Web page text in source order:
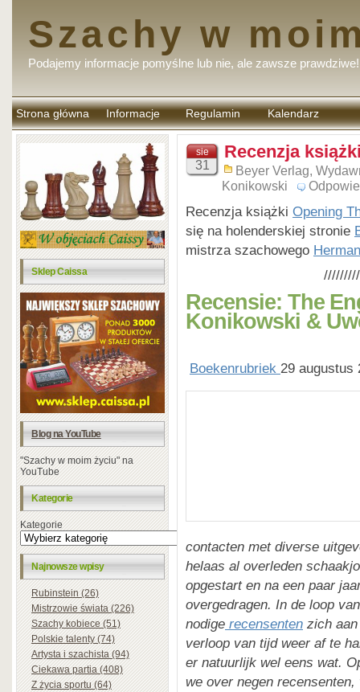
Szachy w
Podajemy informacje pomyślne lub nie, ale zawsze prawdziwe!
Strona główna Informacje Regulamin
komentarzy
Kalendarz
Sklep Caissa
Blog na YouTube
"Szachy w moim życiu" na
YouTube
Kategorie
Kategorie
Najnowsze wpisy
Rubinstein (26)
Mistrzowie świata (226)
Szachy kobiece (51)
Polskie talenty (74)
Artysta i szachista (94)
Ciekawa partia (408)
Z życia sportu (64)
sie
31
Recenzja
Beyer Verlag,
Konikowski
Recenzja książki Opening
się na holenderskiej stronie
mistrza szachowego
Recensie: The
Konikowski &
Boekenrubriek 29 augustus
contacten met diverse
helaas al overleden
opgestart en na een paar
overgedragen. In de loop
nodige recensenten zich
verloop van tijd weer af te
er natuurlijk wel eens wat.
we over negen